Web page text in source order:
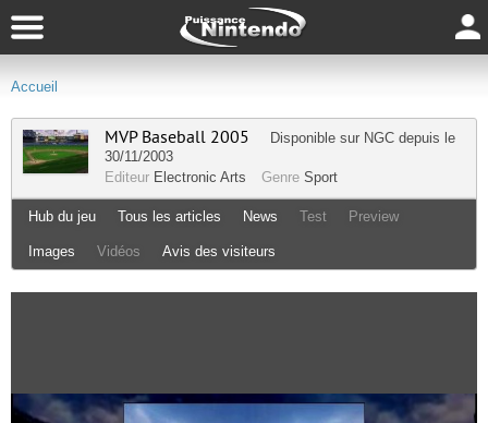
Accueil
MVP Baseball 2005 Disponible sur NGC depuis le
30/11/2003
Editeur Electronic Arts Genre Sport
Hub du jeu Tous les articles News Test Preview
Images Vidéos Avis des visiteurs